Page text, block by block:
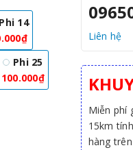
Phi 14
Phi 25
100.000₫
Liên hệ
Miễn phí
15km
hàng